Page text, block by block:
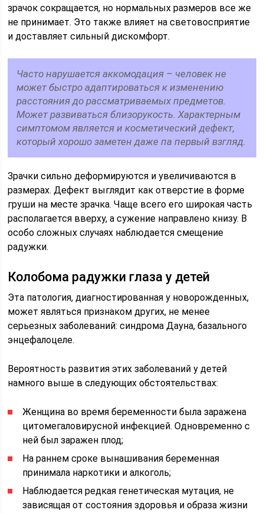
зрачок сокращается, но нормальных размеров все же
не принимает. Это также влияет на световосприятие
и доставляет сильный дискомфорт.
Часто нарушается аккомодация – человек не
может быстро адаптироваться к изменению
расстояния до рассматриваемых предметов.
Может развиваться близорукость. Характерным
симптомом является и косметический дефект,
который хорошо заметен даже па первый взгляд.
Зрачки сильно деформируются и увеличиваются в
размерах. Дефект выглядит как отверстие в форме
груши на месте зрачка. Чаще всего его широкая часть
располагается вверху, а сужение направлено книзу. В
особо сложных случаях наблюдается смещение
радужки.
Колобома радужки глаза у детей
Эта патология, диагностированная у новорожденных,
может являться признаком других, не менее
серьезных заболеваний: синдрома Дауна, базального
энцефалоцеле.
Вероятность развития этих заболеваний у детей
намного выше в следующих обстоятельствах:
Женщина во время беременности была заражена
цитомегаловирусной инфекцией. Одновременно с
ней был заражен плод;
На раннем сроке вынашивания беременная
принимала наркотики и алкоголь;
Наблюдается редкая генетическая мутация, не
зависящая от состояния здоровья и образа жизни